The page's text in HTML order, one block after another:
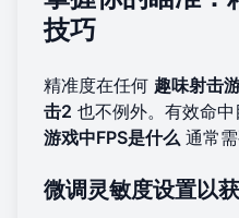
技巧
精准度在任何 趣味射击
击2 也不例外。有效命
游戏中FPS是什么 通常
微调灵敏度设置以